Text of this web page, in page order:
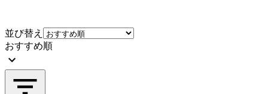
並び替え
おすすめ順